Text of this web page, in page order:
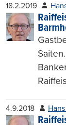
18.2.2019
4.9.2018